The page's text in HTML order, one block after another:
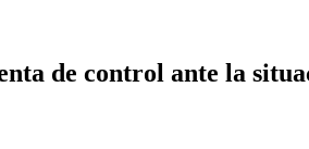
de control ante la